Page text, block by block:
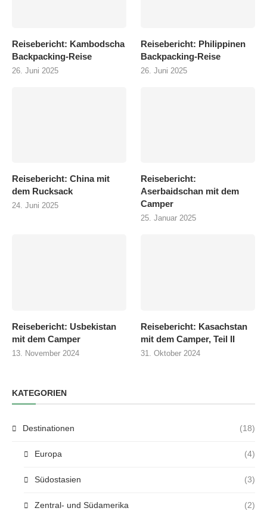
Reisebericht: Kambodscha
Backpacking-Reise
26. Juni 2025
Reisebericht: Philippinen
Backpacking-Reise
26. Juni 2025
Reisebericht: China mit
dem Rucksack
24. Juni 2025
Reisebericht:
Aserbaidschan mit dem
Camper
25. Januar 2025
Reisebericht: Usbekistan
mit dem Camper
13. November 2024
Reisebericht: Kasachstan
mit dem Camper, Teil II
31. Oktober 2024
KATEGORIEN
Destinationen (18)
Europa (4)
Südostasien (3)
Zentral- und Südamerika (2)